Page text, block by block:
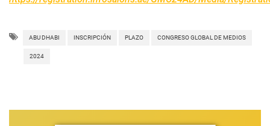
ABU DHABI INSCRIPCIÓN PLAZO CONGRESO GLOBAL DE MEDIOS
2024